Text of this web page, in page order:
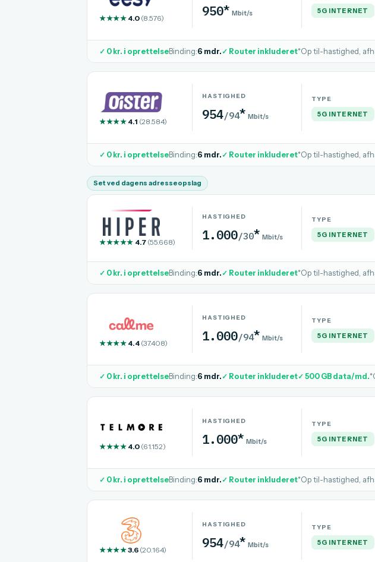
★★★★ 4.0 (8.576) 950* Mbit/s 5G INTERNET
✓ 0 kr. i oprettelseBinding:6 mdr.✓ Router inkluderet*Op til-hastighed,
★★★★ 4.1 (28.584)
HASTIGHED
954/94* Mbit/s
TYPE
5G INTERNET
✓ 0 kr. i oprettelseBinding:6 mdr.✓ Router inkluderet*Op til-hastighed,
Set ved dagens adresseopslag
★★★★★ 4.7 (55.668)
HASTIGHED
1.000/30* Mbit/s
TYPE
5G INTERNET
✓ 0 kr. i oprettelseBinding:6 mdr.✓ Router inkluderet*Op til-hastighed,
★★★★ 4.4 (37.408)
HASTIGHED
1.000/94* Mbit/s
TYPE
5G INTERNET
✓ 0 kr. i oprettelseBinding:6 mdr.✓ Router inkluderet✓ 500 GB data/md.
★★★★ 4.0 (61.152)
HASTIGHED
1.000* Mbit/s
TYPE
5G INTERNET
✓ 0 kr. i oprettelseBinding:6 mdr.✓ Router inkluderet*Op til-hastighed,
★★★★3.6 (20.164)
HASTIGHED
954/94* Mbit/s
TYPE
5G INTERNET